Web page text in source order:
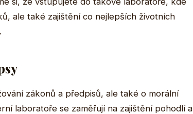
ale také zajištění co nejlepších životních
zákonů a předpisů, ale také o morální
laboratoře se zaměřují na zajištění pohodlí a